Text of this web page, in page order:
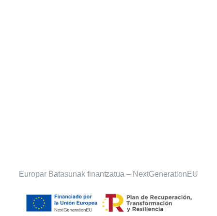
Europar Batasunak finantzatua – NextGenerationEU